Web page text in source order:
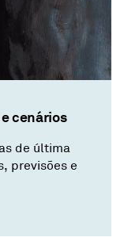
cenários
de última
previsões e